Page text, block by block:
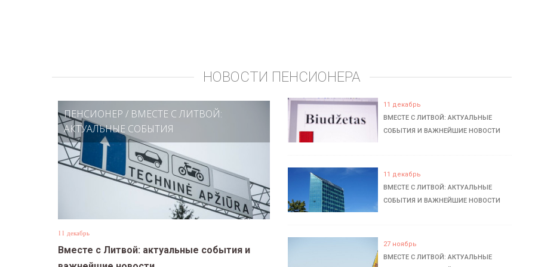
НОВОСТИ ПЕНСИОНЕРА
ПЕНСИОНЕР / ВМЕСТЕ С ЛИТВОЙ:
АКТУАЛЬНЫЕ СОБЫТИЯ
11 декабрь
Вместе с Литвой: актуальные события и
11 декабрь
ВМЕСТЕ С ЛИТВОЙ: АКТУАЛЬНЫЕ
СОБЫТИЯ И ВАЖНЕЙШИЕ НОВОСТИ
11 декабрь
ВМЕСТЕ С ЛИТВОЙ: АКТУАЛЬНЫЕ
СОБЫТИЯ И ВАЖНЕЙШИЕ НОВОСТИ
27 ноябрь
ВМЕСТЕ С ЛИТВОЙ: АКТУАЛЬНЫЕ